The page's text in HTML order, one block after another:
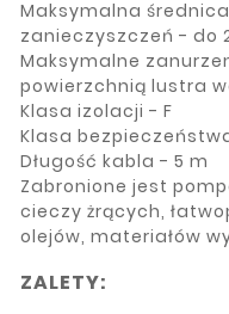
Maksymalna średnica
zanieczyszczeń - do
Maksymalne
powierzchnią lustra
Klasa izolacji - F
Klasa
Długość kabla - 5 m
Zabronione jest
cieczy żrących,
olejów, materiałów
ZALETY: